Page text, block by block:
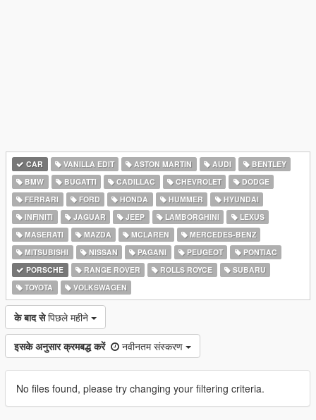
CAR VANILLA EDIT ASTON MARTIN AUDI
BENTLEY
BMW
BUGATTI CADILLAC CHEVROLET
DODGE
FERRARI
FORD HONDA HUMMER
HYUNDAI
INFINITI
JAGUAR JEEP LAMBORGHINI
LEXUS
MASERATI
MAZDA MCLAREN
MERCEDES-BENZ
MITSUBISHI
NISSAN PAGANI PEUGEOT
PONTIAC
PORSCHE
RANGE ROVER ROLLS ROYCE
SUBARU
TOYOTA
VOLKSWAGEN
के बाद से पिछले महीने
इसके अनुसार क्रमबद्ध करें नवीनतम संस्करण
No files found, please try changing your filtering criteria.